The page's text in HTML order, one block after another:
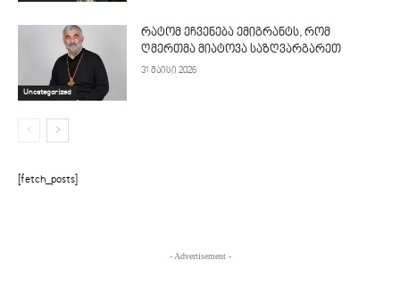
Uncategorized
რატომ ეჩვენება ემიგრანტს, რომ
ღმერთმა მიატოვა საზღვარგარეთ
31 მაისი 2026
[fetch_posts]
- Advertisement -